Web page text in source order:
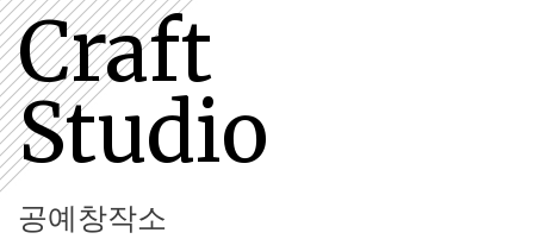
Craft
Studio
공예창작소